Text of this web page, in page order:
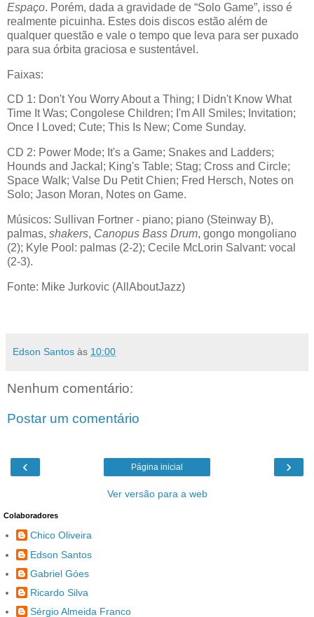
Espaço. Porém, dada a gravidade de “Solo Game”, isso é
realmente picuinha. Estes dois discos estão além de
qualquer questão e vale o tempo que leva para ser puxado
para sua órbita graciosa e sustentável.
Faixas:
CD 1: Don't You Worry About a Thing; I Didn't Know What
Time It Was; Congolese Children; I'm All Smiles; Invitation;
Once I Loved; Cute; This Is New; Come Sunday.
CD 2: Power Mode; It's a Game; Snakes and Ladders;
Hounds and Jackal; King's Table; Stag; Cross and Circle;
Space Walk; Valse Du Petit Chien; Fred Hersch, Notes on
Solo; Jason Moran, Notes on Game.
Músicos: Sullivan Fortner - piano; piano (Steinway B),
palmas, shakers, Canopus Bass Drum, gongo mongoliano
(2); Kyle Pool: palmas (2-2); Cecile McLorin Salvant: vocal
(2-3).
Fonte: Mike Jurkovic (AllAboutJazz)
Edson Santos às 10:00
Nenhum comentário:
Postar um comentário
‹ ›
Página inicial
Ver versão para a web
Colaboradores
Chico Oliveira
Edson Santos
Gabriel Góes
Ricardo Silva
Sérgio Almeida Franco